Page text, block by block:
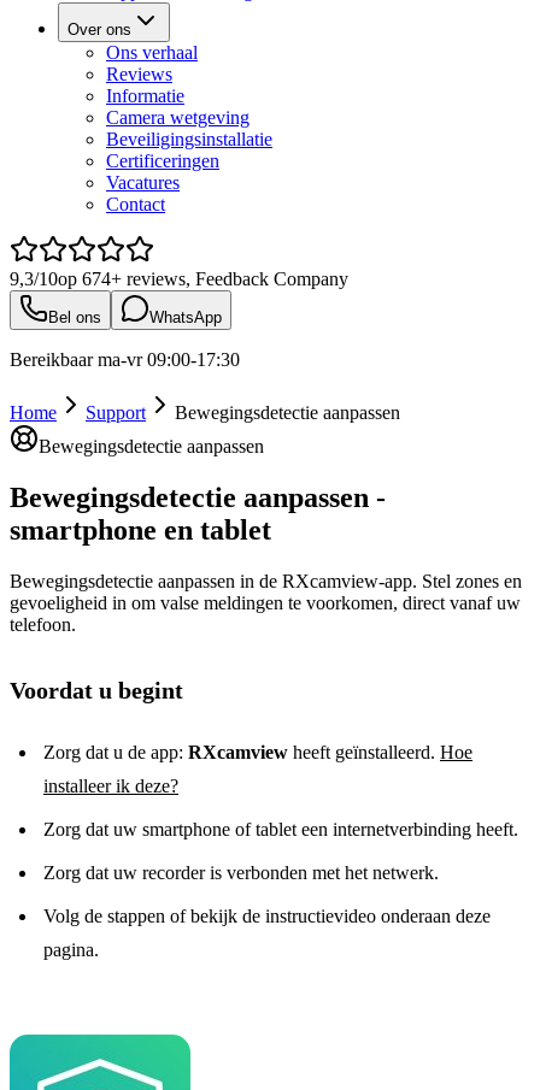
Over ons
Ons verhaal
Reviews
Informatie
Camera wetgeving
Beveiligingsinstallatie
Certificeringen
Vacatures
Contact
9,3/10op 674+ reviews, Feedback Company
Bel ons WhatsApp
Bereikbaar ma-vr 09:00-17:30
Home Support
Bewegingsdetectie aanpassen
Bewegingsdetectie aanpassen
Bewegingsdetectie aanpassen -
smartphone en tablet
Bewegingsdetectie aanpassen in de RXcamview-app. Stel zones en
gevoeligheid in om valse meldingen te voorkomen, direct vanaf uw
telefoon.
Voordat u begint
Zorg dat u de app: RXcamview heeft geïnstalleerd. Hoe
installeer ik deze?
Zorg dat uw smartphone of tablet een internetverbinding heeft.
Zorg dat uw recorder is verbonden met het netwerk.
Volg de stappen of bekijk de instructievideo onderaan deze
pagina.